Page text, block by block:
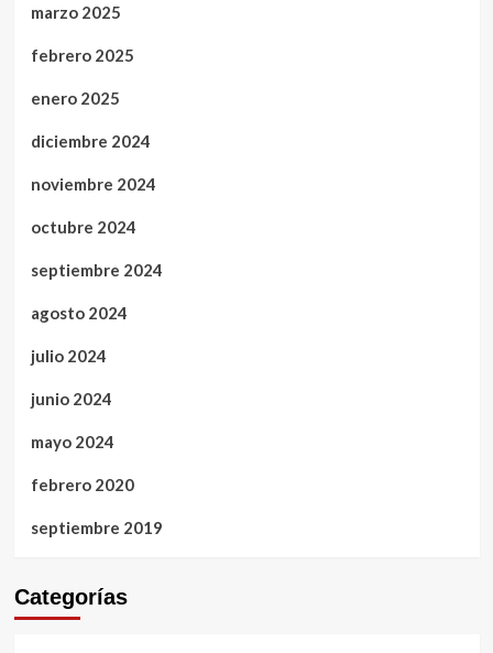
marzo 2025
febrero 2025
enero 2025
diciembre 2024
noviembre 2024
octubre 2024
septiembre 2024
agosto 2024
julio 2024
junio 2024
mayo 2024
febrero 2020
septiembre 2019
Categorías